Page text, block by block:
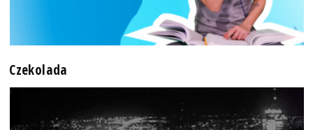
Czekolada